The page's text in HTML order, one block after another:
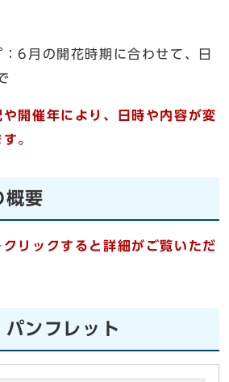
6月の開花時期に合わせて、日
開催年により、日時や内容が変
。
概要
リックすると詳細がご覧いただ
ンフレット